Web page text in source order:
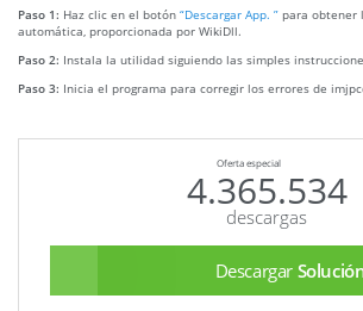
Paso 1: Haz clic en el botón “Descargar App. ” para obtener
automática, proporcionada por WikiDll.
Paso 2: Instala la utilidad siguiendo las simples
Paso 3: Inicia el programa para corregir los errores de
Oferta especial
4.365.534
descargas
Descargar